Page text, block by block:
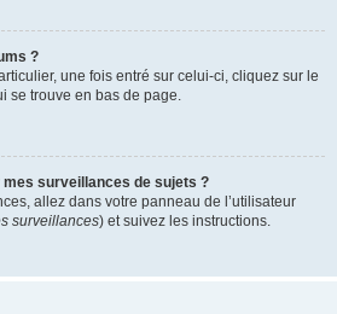
?
une fois entré sur celui-ci, cliquez sur le
se trouve en bas de page.
surveillances de sujets ?
allez dans votre panneau de l’utilisateur
surveillances) et suivez les instructions.